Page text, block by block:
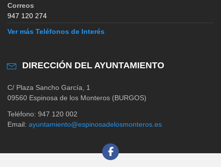
Correos
947 120 274
Ver más Teléfonos de Interés
DIRECCIÓN DEL AYUNTAMIENTO
C/ Plaza Sancho García, 1
09560 Espinosa de los Monteros (BURGOS)
Teléfono: 947 120 002
Email: ayuntamiento@espinosadelosmonteros.es